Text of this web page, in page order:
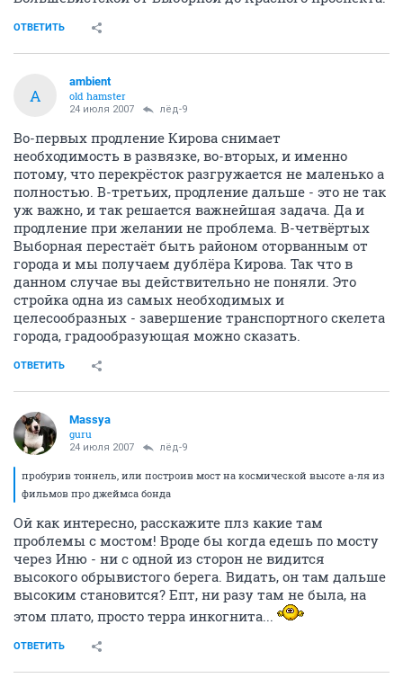
ОТВЕТИТЬ
A
ambient
old hamster
24 июля 2007 лёд-9
Во-первых продление Кирова снимает
необходимость в развязке, во-вторых, и именно
потому, что перекрёсток разгружается не маленько а
полностью. В-третьих, продление дальше - это не так
уж важно, и так решается важнейшая задача. Да и
продление при желании не проблема. В-четвёртых
Выборная перестаёт быть районом оторванным от
города и мы получаем дублёра Кирова. Так что в
данном случае вы действительно не поняли. Это
стройка одна из самых необходимых и
целесообразных - завершение транспортного скелета
города, градообразующая можно сказать.
ОТВЕТИТЬ
Massya
guru
24 июля 2007 лёд-9
пробурив тоннель, или построив мост на космической высоте а-ля из
фильмов про джеймса бонда
Ой как интересно, расскажите плз какие там
проблемы с мостом! Вроде бы когда едешь по мосту
через Иню - ни с одной из сторон не видится
высокого обрывистого берега. Видать, он там дальше
высоким становится? Епт, ни разу там не была, на
этом плато, просто терра инкогнита...
ОТВЕТИТЬ